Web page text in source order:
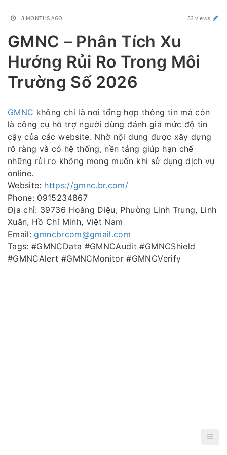
3 MONTHS AGO 53 views
GMNC – Phân Tích Xu
Hướng Rủi Ro Trong Môi
Trường Số 2026
GMNC không chỉ là nơi tổng hợp thông tin mà còn
là công cụ hỗ trợ người dùng đánh giá mức độ tin
cậy của các website. Nhờ nội dung được xây dựng
rõ ràng và có hệ thống, nền tảng giúp hạn chế
những rủi ro không mong muốn khi sử dụng dịch vụ
online.
Website: https://gmnc.br.com/
Phone: 0915234867
Địa chỉ: 39736 Hoàng Diệu, Phường Linh Trung, Linh
Xuân, Hồ Chí Minh, Việt Nam
Email:gmncbrcom@gmail.com
Tags: #GMNCData #GMNCAudit #GMNCShield
#GMNCAlert #GMNCMonitor #GMNCVerify